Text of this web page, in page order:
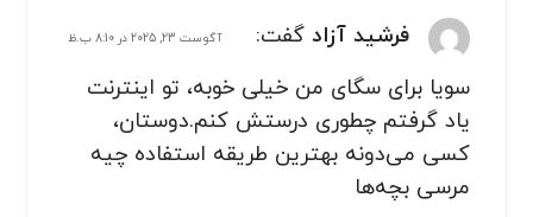
فرشید آزاد گفت: آگوست 23, 2025 در 8:10 ب.ظ
سویا برای سگای من خیلی خوبه، تو اینترنت
یاد گرفتم چطوری درستش کنم.دوستان،
کسی می‌دونه بهترین طریقه استفاده چیه‌
مرسی بچه‌ها